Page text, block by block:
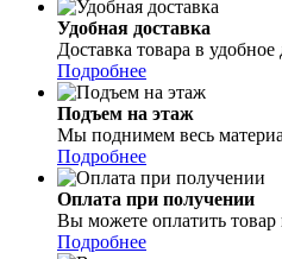
Удобная доставка
Доставка товара в удобное
Подробнее
Подъем на этаж
Мы поднимем весь
Подробнее
Оплата при получении
Вы можете оплатить
Подробнее